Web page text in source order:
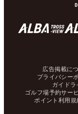
広告掲載に
プライバシー
ガイドラ
ゴルフ場予約サー
ポイント利用規